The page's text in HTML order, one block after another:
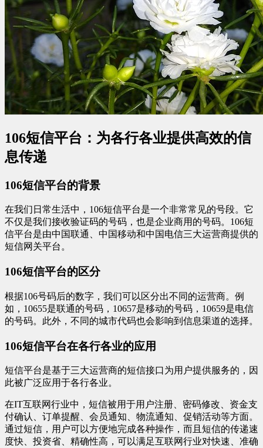
106短信平台：为各行各业提供高效的信
息传递
106短信平台的背景
在我们日常生活中，106短信平台是一个非常常见的号段。它
不仅是我们接收验证码的号码，也是企业商用的号码。106短
信平台是由中国联通、中国移动和中国电信三大运营商提供的
短信网关平台。
106短信平台的区分
根据106号码后的数字，我们可以区分出不同的运营商。例
如，10655是联通的号码，10657是移动的号码，10659是电信
的号码。此外，不同的城市代码也会影响到信息渠道的选择。
106短信平台在各行各业的应用
短信平台是基于三大运营商的短信接口为用户提供服务的，因
此被广泛应用于各行各业。
在IT互联网行业中，短信被用于用户注册、密码修改、资金支
付确认、订单提醒、会员通知、物流通知、促销活动等方面。
通过短信，用户可以方便地完成各种操作，而且短信的传递速
度快、投资省、精确性高，可以满足互联网行业对快速、准确